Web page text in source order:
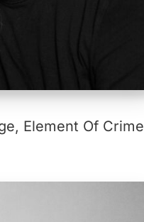
Element Of Crime